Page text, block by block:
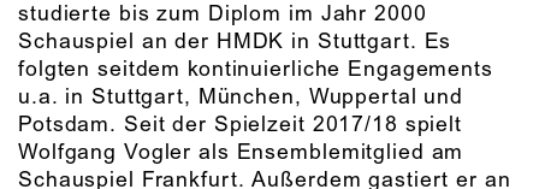
studierte bis zum Diplom im Jahr 2000
Schauspiel an der HMDK in Stuttgart. Es
folgten seitdem kontinuierliche Engagements
u.a. in Stuttgart, München, Wuppertal und
Potsdam. Seit der Spielzeit 2017/18 spielt
Wolfgang Vogler als Ensemblemitglied am
Schauspiel Frankfurt. Außerdem gastiert er an